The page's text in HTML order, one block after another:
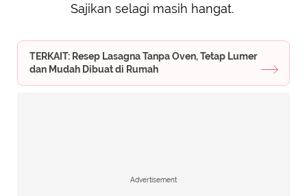
Sajikan selagi masih hangat.
TERKAIT: Resep Lasagna Tanpa Oven, Tetap Lumer
dan Mudah Dibuat di Rumah
Advertisement